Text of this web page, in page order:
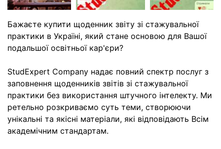
Бажаєте купити щоденник звіту зі стажувальної
практики в Україні, який стане основою для Вашої
подальшої освітньої кар'єри?
StudExpert Company надає повний спектр послуг з
заповнення щоденників звітів зі стажувальної
практики без використання штучного інтелекту. Ми
ретельно розкриваємо суть теми, створюючи
унікальні та якісні матеріали, які відповідають Всім
академічним стандартам.